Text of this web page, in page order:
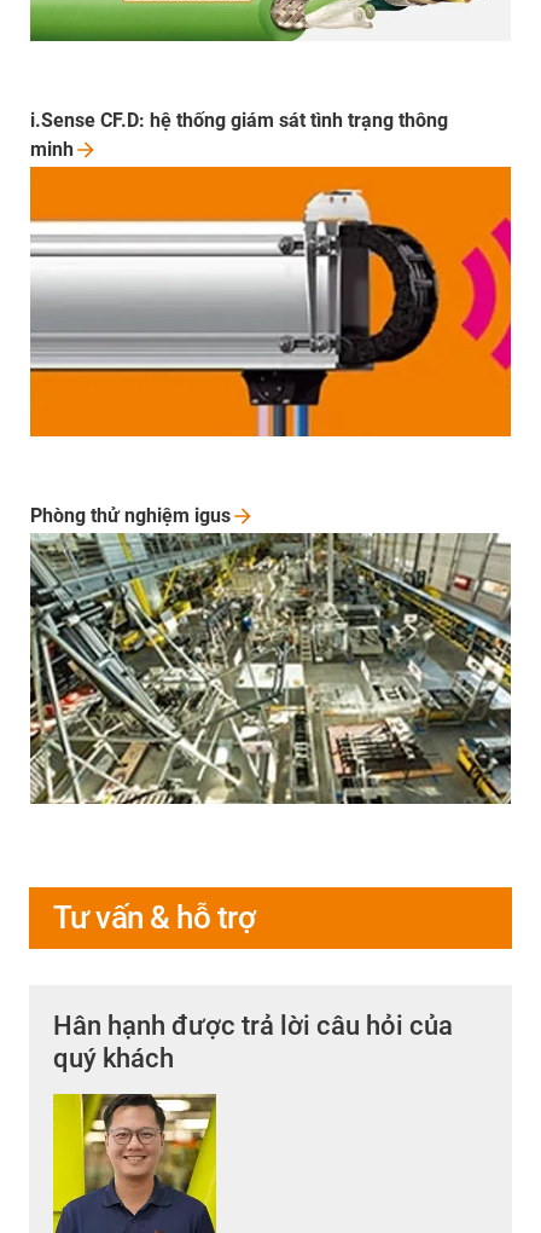
i.Sense CF.D: hệ thống giám sát tình trạng thông
minh
Phòng thử nghiệm igus
Tư vấn & hỗ trợ
Hân hạnh được trả lời câu hỏi của
quý khách